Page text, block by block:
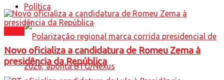
Política
Novo oficializa a candidatura de Romeu Zema à
presidência da República